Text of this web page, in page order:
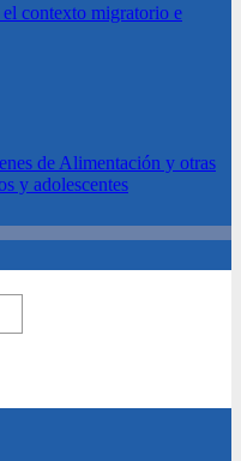
contexto migratorio e
de Alimentación y otras
y adolescentes